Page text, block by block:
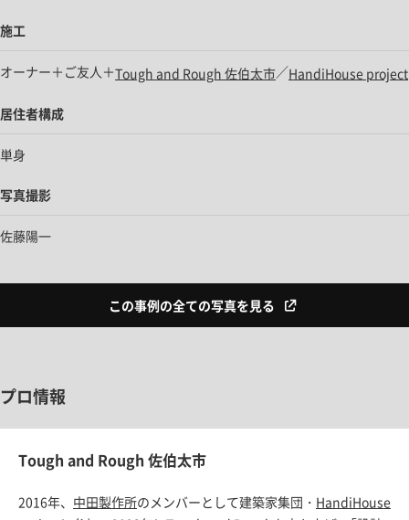
施工
オーナー＋ご友人＋Tough and Rough 佐伯太市／HandiHouse project
居住者構成
単身
写真撮影
佐藤陽一
この事例の全ての写真を見る
プロ情報
Tough and Rough 佐伯太市
2016年、 中田製作所のメンバーとして建築家集団・ HandiHouse